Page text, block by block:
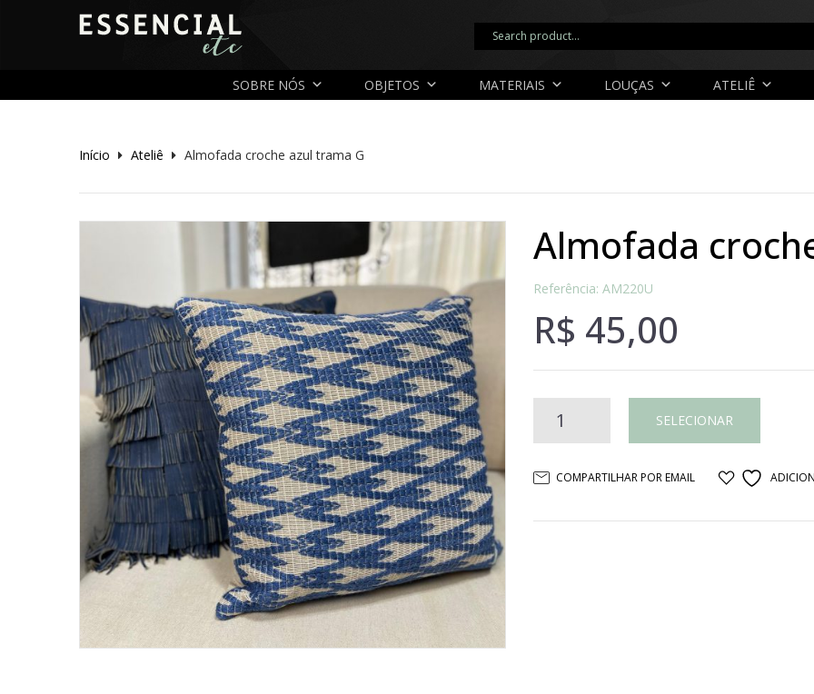
SOBRE NÓS OBJETOS MATERIAIS LOUÇAS ATELIÊ
Início Ateliê Almofada croche azul trama G
almofada
Referência: AM220U
R$ 45,00
Almofada SELECIONAR
COMPARTILHAR POR EMAIL